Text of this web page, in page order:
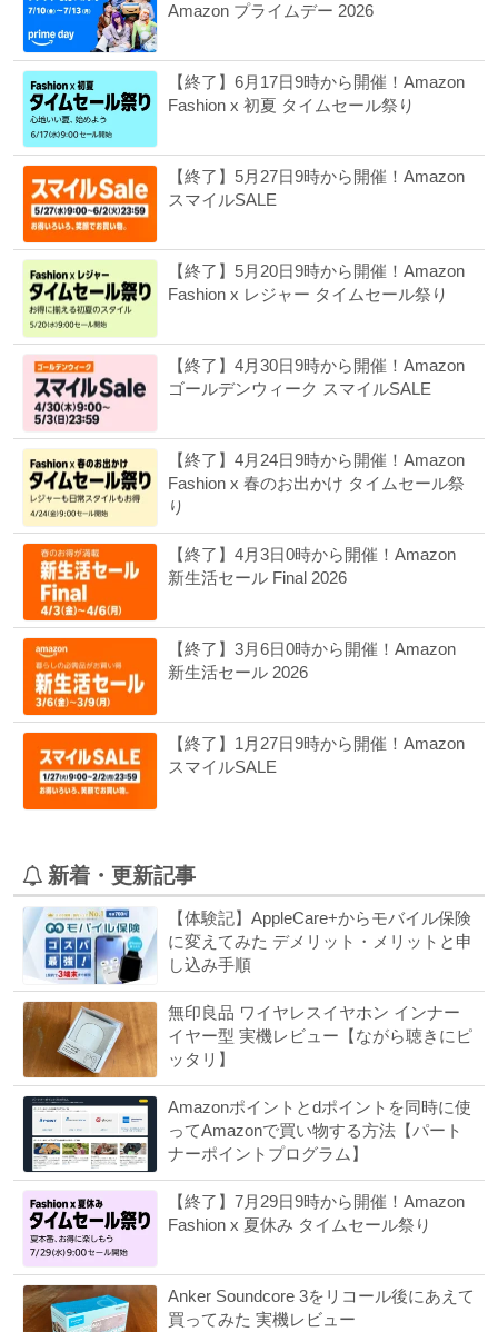
Amazon プライムデー 2026
【終了】6月17日9時から開催！Amazon
Fashion x 初夏 タイムセール祭り
【終了】5月27日9時から開催！Amazon
スマイルSALE
【終了】5月20日9時から開催！Amazon
Fashion x レジャー タイムセール祭り
【終了】4月30日9時から開催！Amazon
ゴールデンウィーク スマイルSALE
【終了】4月24日9時から開催！Amazon
Fashion x 春のお出かけ タイムセール祭
り
【終了】4月3日0時から開催！Amazon
新生活セール Final 2026
【終了】3月6日0時から開催！Amazon
新生活セール 2026
【終了】1月27日9時から開催！Amazon
スマイルSALE
新着・更新記事
【体験記】AppleCare+からモバイル保険
に変えてみた デメリット・メリットと申
し込み手順
無印良品 ワイヤレスイヤホン インナー
イヤー型 実機レビュー【ながら聴きにピ
ッタリ】
Amazonポイントとdポイントを同時に使
ってAmazonで買い物する方法【パート
ナーポイントプログラム】
【終了】7月29日9時から開催！Amazon
Fashion x 夏休み タイムセール祭り
Anker Soundcore 3をリコール後にあえて
買ってみた 実機レビュー